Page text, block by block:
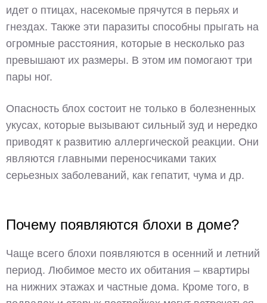
идет о птицах, насекомые прячутся в перьях и
гнездах. Также эти паразиты способны прыгать на
огромные расстояния, которые в несколько раз
превышают их размеры. В этом им помогают три
пары ног.
Опасность блох состоит не только в болезненных
укусах, которые вызывают сильный зуд и нередко
приводят к развитию аллергической реакции. Они
являются главными переносчиками таких
серьезных заболеваний, как гепатит, чума и др.
Почему появляются блохи в доме?
Чаще всего блохи появляются в осенний и летний
период. Любимое место их обитания – квартиры
на нижних этажах и частные дома. Кроме того, в